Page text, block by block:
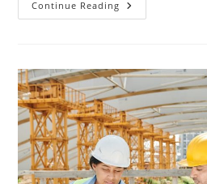
Continue Reading Menjelajahi
Arsitektur
Depan
Berkelanjutan